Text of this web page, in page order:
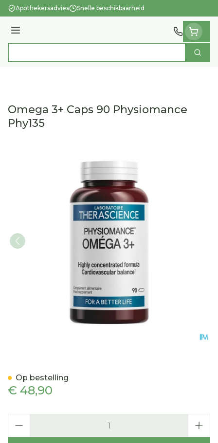
Ga naar de inhoud
Apothekersadvies Snelle beschikbaarheid
Menu
Zoek
Omega 3+ Caps 90 Physiomance
Phy135
€ 48,90
Op bestelling